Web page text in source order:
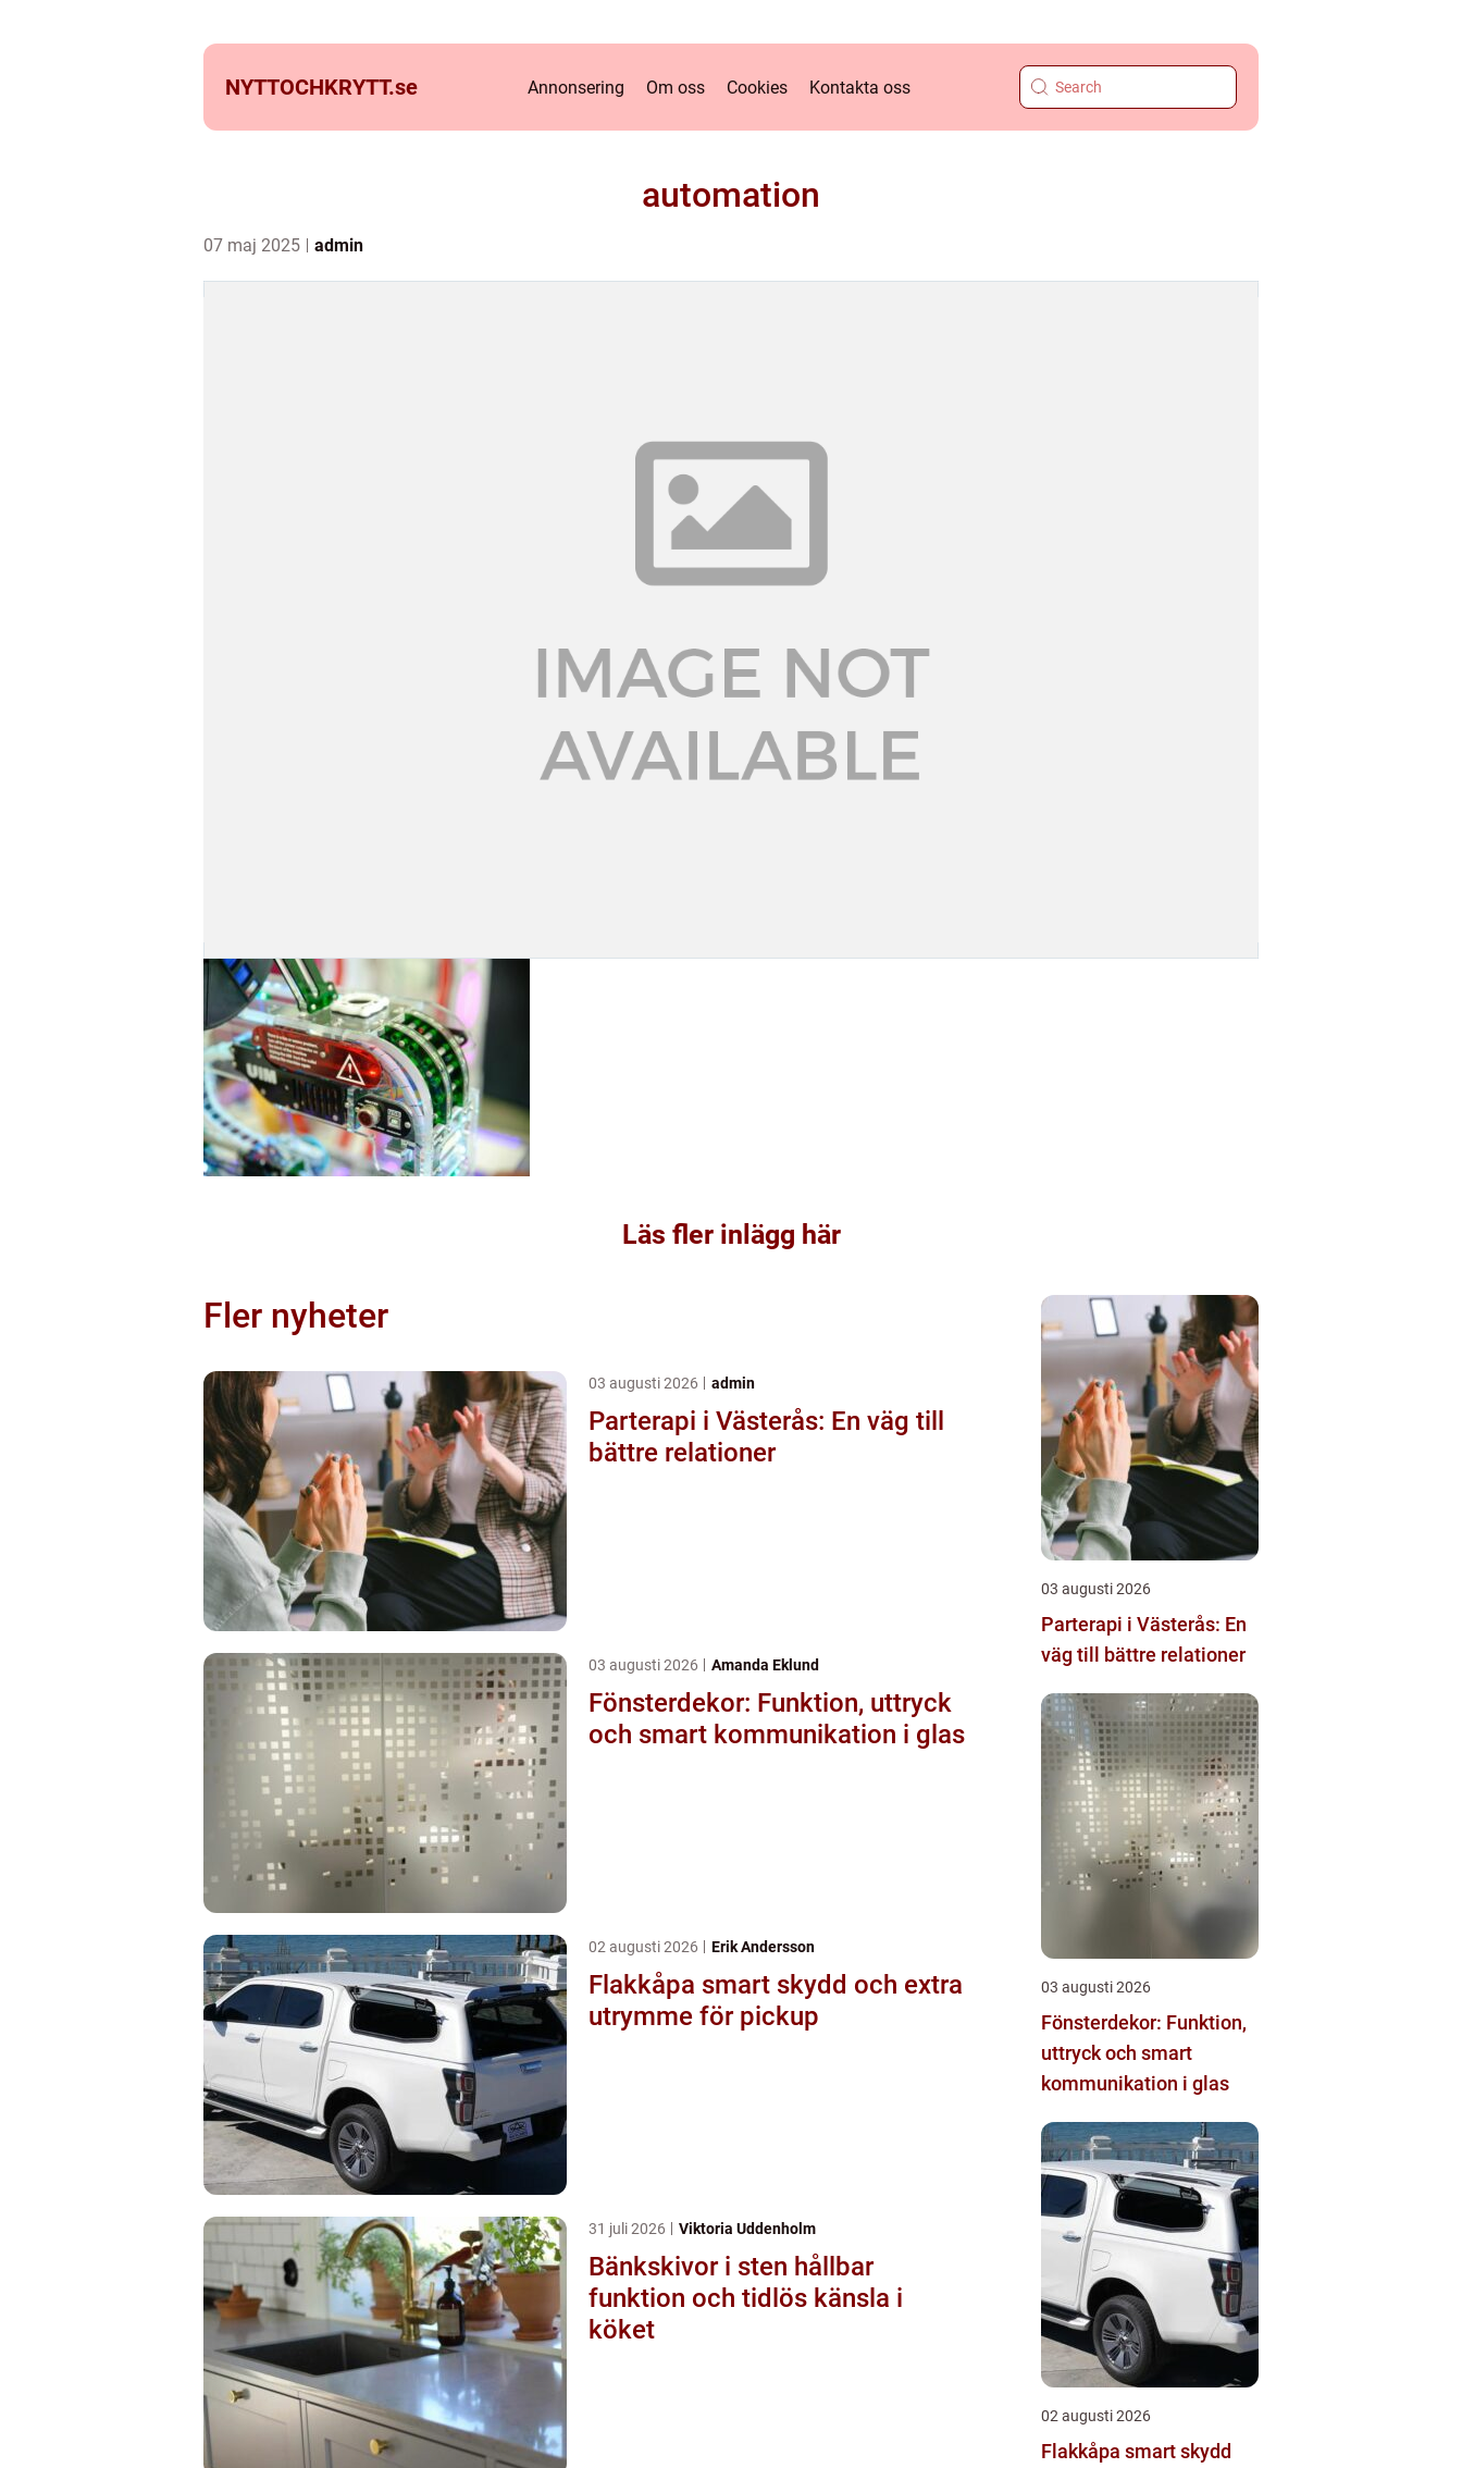
NYTTOCHKRYTT.se Annonsering Om oss Cookies Kontakta oss
automation
07 maj 2025 admin
Läs fler inlägg här
Fler nyheter
03 augusti 2026 admin
Parterapi i Västerås: En väg till
bättre relationer
03 augusti 2026 Amanda Eklund
Fönsterdekor: Funktion, uttryck
och smart kommunikation i glas
02 augusti 2026 Erik Andersson
Flakkåpa smart skydd och extra
utrymme för pickup
31 juli 2026 Viktoria Uddenholm
Bänkskivor i sten hållbar
funktion och tidlös känsla i
köket
03 augusti 2026
Parterapi i Västerås: En
väg till bättre relationer
03 augusti 2026
Fönsterdekor: Funktion,
uttryck och smart
kommunikation i glas
02 augusti 2026
Flakkåpa smart skydd